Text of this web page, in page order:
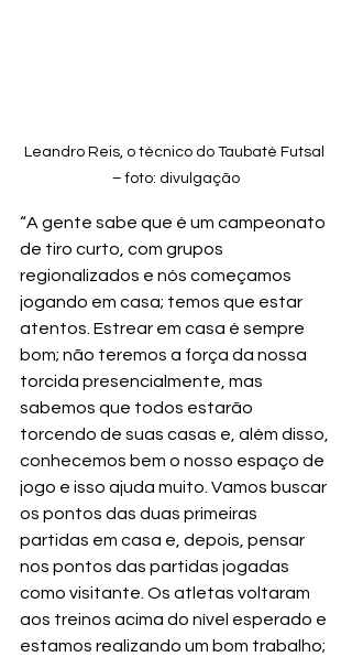
Leandro Reis, o técnico do Taubaté Futsal
– foto: divulgação
“A gente sabe que é um campeonato
de tiro curto, com grupos
regionalizados e nós começamos
jogando em casa; temos que estar
atentos. Estrear em casa é sempre
bom; não teremos a força da nossa
torcida presencialmente, mas
sabemos que todos estarão
torcendo de suas casas e, além disso,
conhecemos bem o nosso espaço de
jogo e isso ajuda muito. Vamos buscar
os pontos das duas primeiras
partidas em casa e, depois, pensar
nos pontos das partidas jogadas
como visitante. Os atletas voltaram
aos treinos acima do nível esperado e
estamos realizando um bom trabalho;